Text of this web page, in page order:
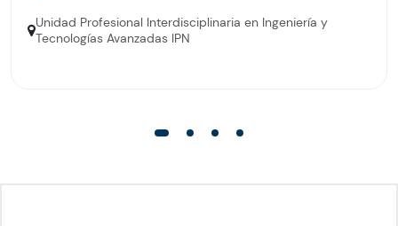
Unidad Profesional Interdisciplinaria en Ingeniería y
Tecnologías Avanzadas IPN